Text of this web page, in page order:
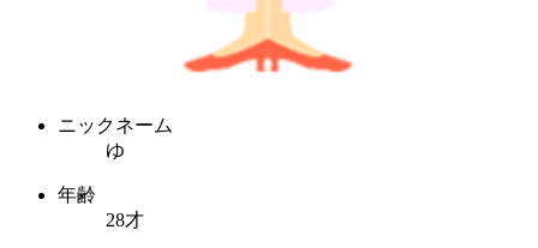
ニックネーム
ゆ
年齢
28才